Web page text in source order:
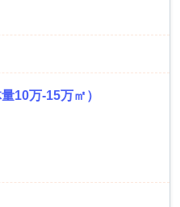
10万-15万㎡）